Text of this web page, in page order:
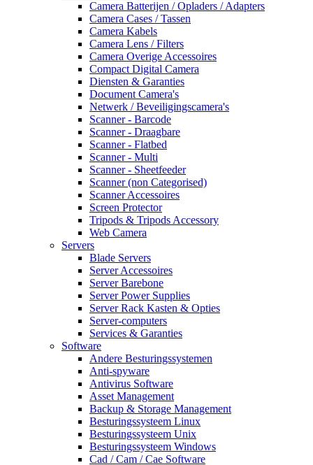
Camera Batterijen / Opladers / Adapters
Camera Cases / Tassen
Camera Kabels
Camera Lens / Filters
Camera Overige Accessoires
Compact Digital Camera
Diensten & Garanties
Document Camera's
Netwerk / Beveiligingscamera's
Scanner - Barcode
Scanner - Draagbare
Scanner - Flatbed
Scanner - Multi
Scanner - Sheetfeeder
Scanner (non Categorised)
Scanner Accessoires
Screen Protector
Tripods & Tripods Accessory
Web Camera
Servers
Blade Servers
Server Accessoires
Server Barebone
Server Power Supplies
Server Rack Kasten & Opties
Server-computers
Services & Garanties
Software
Andere Besturingssystemen
Anti-spyware
Antivirus Software
Asset Management
Backup & Storage Management
Besturingssysteem Linux
Besturingssysteem Unix
Besturingssysteem Windows
Cad / Cam / Cae Software